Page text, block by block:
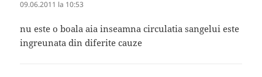
09.06.2011 la 10:53
nu este o boala aia inseamna circulatia sangelui este
ingreunata din diferite cauze